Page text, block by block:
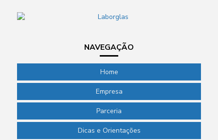
NAVEGAÇÃO
Home
Empresa
Parceria
Dicas e Orientações